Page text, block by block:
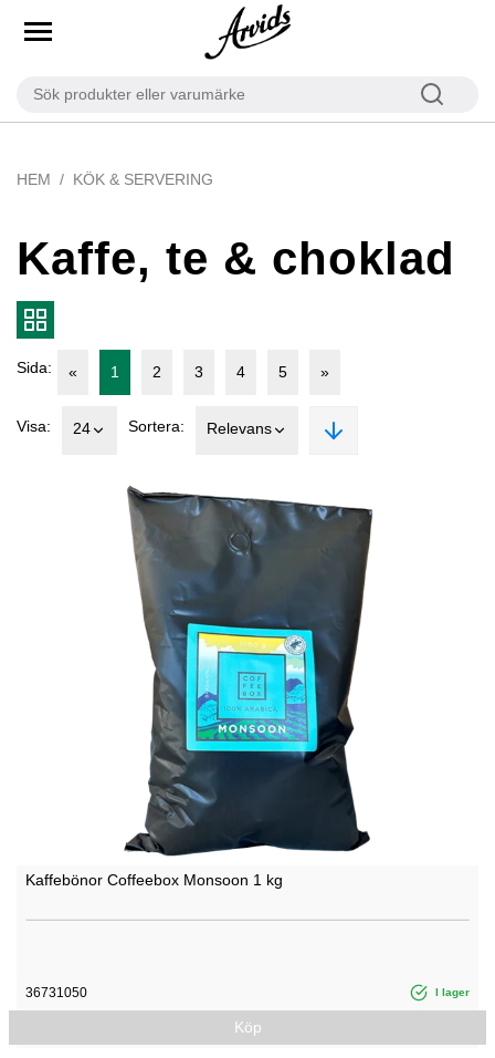
HEM KÖK & SERVERING
Kaffe, te & choklad
Sida: « 1 2 3 4 5 »
Visa: 24 Sortera: Relevans
Kaffebönor Coffeebox Monsoon 1 kg
36731050 I lager
Köp